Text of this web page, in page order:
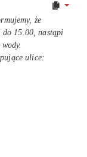
że
15.00, nastąpi
ulice: